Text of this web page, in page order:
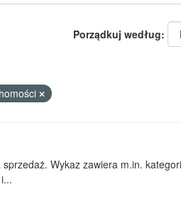
Porządkuj według
Wykaz zawiera m.in.